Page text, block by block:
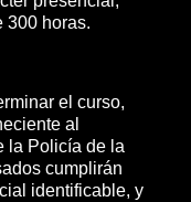
300 horas.
el curso,
al
la Policía de la
cumplirán
identificable, y